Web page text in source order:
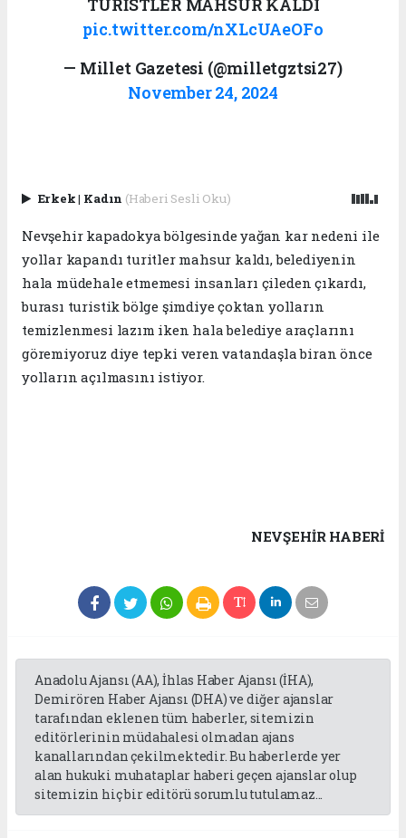
TURİSTLER MAHSUR KALDI
pic.twitter.com/nXLcUAeOFo
— Millet Gazetesi (@milletgztsi27)
November 24, 2024
Erkek| Kadın (Haberi Sesli Oku)
Nevşehir kapadokya bölgesinde yağan kar nedeni ile
yollar kapandı turitler mahsur kaldı, belediyenin
hala müdehale etmemesi insanları çileden çıkardı,
burası turistik bölge şimdiye çoktan yolların
temizlenmesi lazım iken hala belediye araçlarını
göremiyoruz diye tepki veren vatandaşla biran önce
yolların açılmasını istiyor.
NEVŞEHIR HABERİ
Anadolu Ajansı (AA), İhlas Haber Ajansı (İHA),
Demirören Haber Ajansı (DHA) ve diğer ajanslar
tarafından eklenen tüm haberler, sitemizin
editörlerinin müdahalesi olmadan ajans
kanallarından çekilmektedir. Bu haberlerde yer
alan hukuki muhataplar haberi geçen ajanslar olup
sitemizin hiç bir editörü sorumlu tutulamaz...